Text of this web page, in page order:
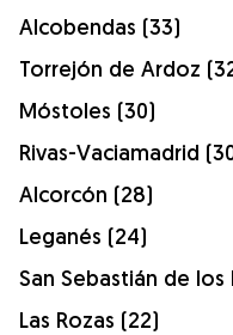
Alcobendas (33)
Torrejón de Ardoz
Móstoles (30)
Rivas-Vaciamadrid
Alcorcón (28)
Leganés (24)
San Sebastián de los
Las Rozas (22)